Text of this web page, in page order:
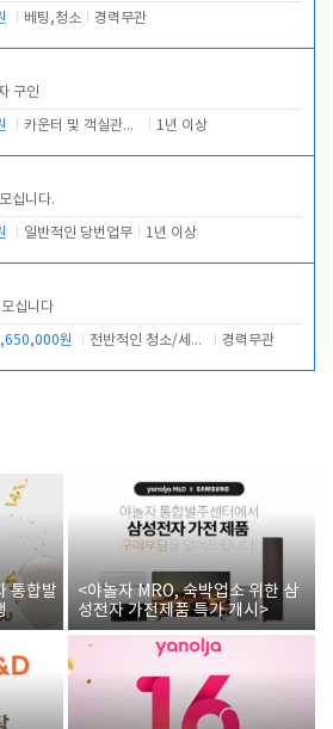
베팅,청소 경력무관
구인
카운터 및 객실관리 전반 1년 이상
십니다.
일반적인 당번업무 1년 이상
십니다
원 전반적인 청소/세탁업무 경력무관
통합발
<야놀자 MRO, 숙박업소 위한 삼
성전자 가전제품 특가 개시>